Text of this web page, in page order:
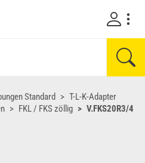
Standard
T-L-K-Adapter
FKL / FKS zöllig V.FKS20R3/4